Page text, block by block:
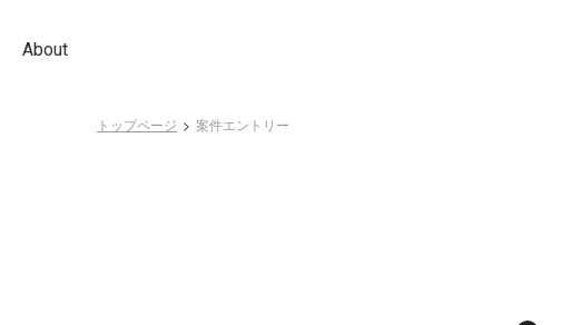
About
トップページ 案件エントリー